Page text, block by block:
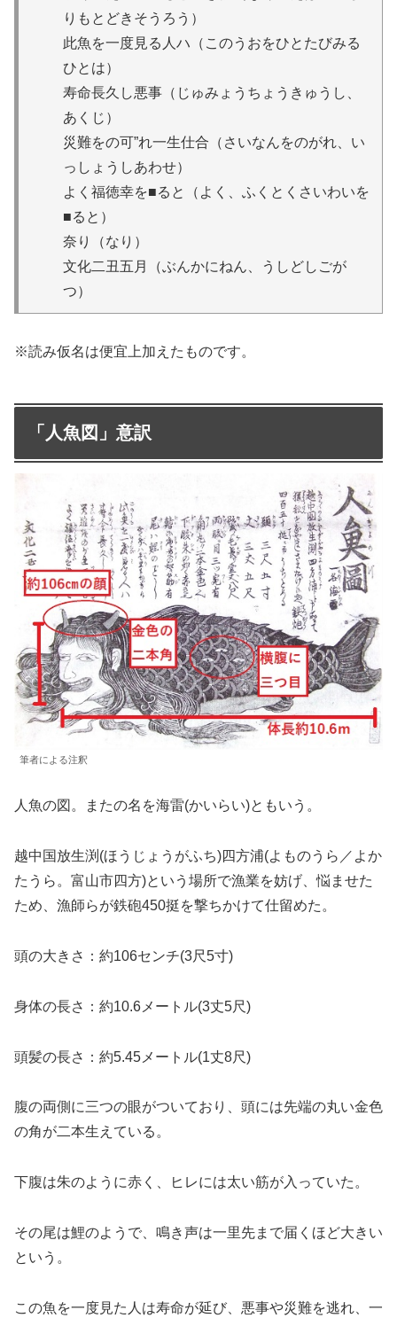
りもとどきそうろう）
此魚を一度見る人ハ（このうおをひとたびみる
ひとは）
寿命長久し悪事（じゅみょうちょうきゅうし、
あくじ）
災難をの可”れ一生仕合（さいなんをのがれ、い
っしょうしあわせ）
よく福徳幸を■ると（よく、ふくとくさいわいを
■ると）
奈り（なり）
文化二丑五月（ぶんかにねん、うしどしごが
つ）
※読み仮名は便宜上加えたものです。
「人魚図」意訳
筆者による注釈
人魚の図。またの名を海雷(かいらい)ともいう。
越中国放生渕(ほうじょうがふち)四方浦(よものうら／よか
たうら。富山市四方)という場所で漁業を妨げ、悩ませた
ため、漁師らが鉄砲450挺を撃ちかけて仕留めた。
頭の大きさ：約106センチ(3尺5寸)
身体の長さ：約10.6メートル(3丈5尺)
頭髪の長さ：約5.45メートル(1丈8尺)
腹の両側に三つの眼がついており、頭には先端の丸い金色
の角が二本生えている。
下腹は朱のように赤く、ヒレには太い筋が入っていた。
その尾は鯉のようで、鳴き声は一里先まで届くほど大きい
という。
この魚を一度見た人は寿命が延び、悪事や災難を逃れ、一